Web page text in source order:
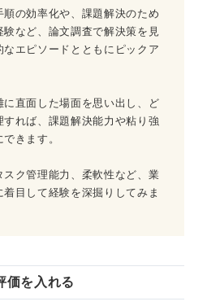
の効率化や、課題解決のため
など、論文調査で解決策を見
エピソードとともにピックア
に直面した場面を思い出し、ど
すれば、課題解決能力や粘り強
きます。
ク管理能力、柔軟性など、業
目して経験を深掘りしてみま
価を入れる